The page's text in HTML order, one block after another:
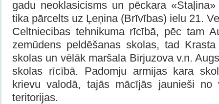
gadu neoklasicisms un pēckara
tika pārcelts uz Ļeņina (Brīvības) ielu 21.
Celtniecibas tehnikuma rīcībā, pēc tam
zemūdens peldēšanas skolas, tad
skolas un vēlāk maršala Birjuzova v.n.
skolas rīcībā. Padomju armijas kara
krievu valodā, tajās mācījās jaunieši no
teritorijas.